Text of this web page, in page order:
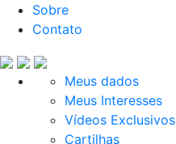
Sobre
Contato
Meus dados
Meus Interesses
Vídeos Exclusivos
Cartilhas